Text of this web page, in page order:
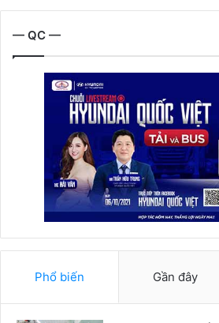
— QC —
Phổ biến Gần đây